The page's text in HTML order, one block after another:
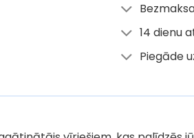
14 dienu
Piegāde